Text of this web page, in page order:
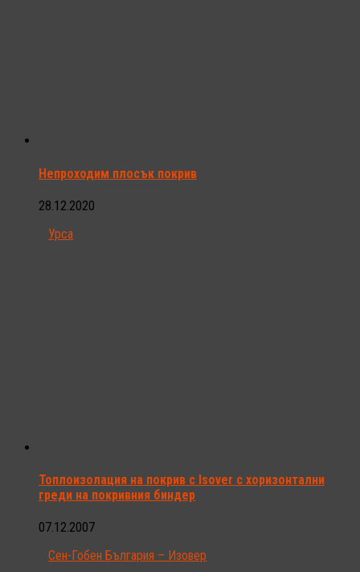
Непроходим плосък покрив
28.12.2020
Урса
Топлоизолация на покрив с Isover с хоризонтални
греди на покривния биндер
07.12.2007
Сен-Гобен България – Изовер